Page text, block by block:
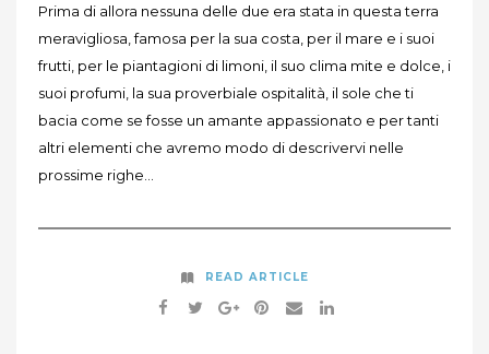
Prima di allora nessuna delle due era stata in questa terra
meravigliosa, famosa per la sua costa, per il mare e i suoi
frutti, per le piantagioni di limoni, il suo clima mite e dolce, i
suoi profumi, la sua proverbiale ospitalità, il sole che ti
bacia come se fosse un amante appassionato e per tanti
altri elementi che avremo modo di descrivervi nelle
prossime righe...
READ ARTICLE